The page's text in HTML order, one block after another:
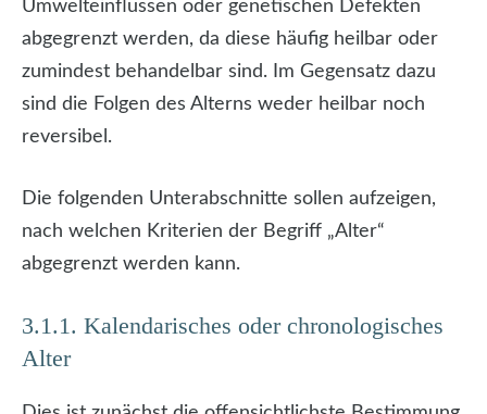
Umwelteinflüssen oder genetischen Defekten
abgegrenzt werden, da diese häufig heilbar oder
zumindest behandelbar sind. Im Gegensatz dazu
sind die Folgen des Alterns weder heilbar noch
reversibel.
Die folgenden Unterabschnitte sollen aufzeigen,
nach welchen Kriterien der Begriff „Alter“
abgegrenzt werden kann.
3.1.1. Kalendarisches oder chronologisches
Alter